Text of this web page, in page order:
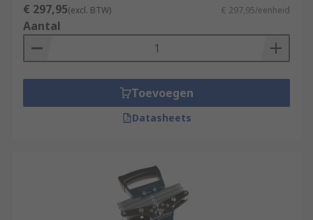
€ 297,95(excl. BTW) € 297,95/eenheid
Aantal
Toevoegen
Datasheets